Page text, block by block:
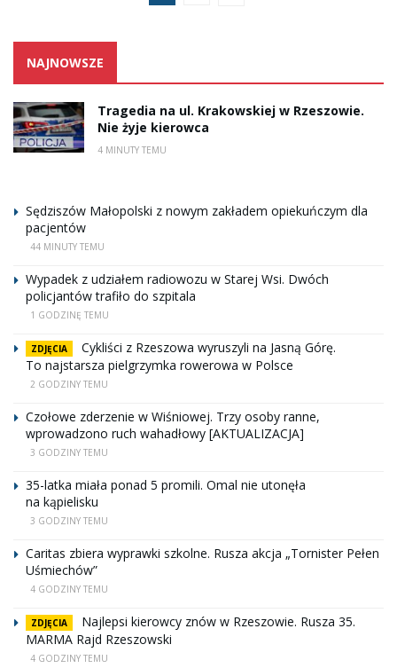
NAJNOWSZE
Tragedia na ul. Krakowskiej w Rzeszowie.
Nie żyje kierowca
4 MINUTY TEMU
Sędziszów Małopolski z nowym zakładem opiekuńczym dla
pacjentów
44 MINUTY TEMU
Wypadek z udziałem radiowozu w Starej Wsi. Dwóch
policjantów trafiło do szpitala
1 GODZINĘ TEMU
ZDJĘCIA
Cykliści z Rzeszowa wyruszyli na Jasną Górę.
To najstarsza pielgrzymka rowerowa w Polsce
2 GODZINY TEMU
Czołowe zderzenie w Wiśniowej. Trzy osoby ranne,
wprowadzono ruch wahadłowy [AKTUALIZACJA]
3 GODZINY TEMU
35-latka miała ponad 5 promili. Omal nie utonęła
na kąpielisku
3 GODZINY TEMU
Caritas zbiera wyprawki szkolne. Rusza akcja „Tornister Pełen
Uśmiechów”
4 GODZINY TEMU
ZDJĘCIA
Najlepsi kierowcy znów w Rzeszowie. Rusza 35.
MARMA Rajd Rzeszowski
4 GODZINY TEMU